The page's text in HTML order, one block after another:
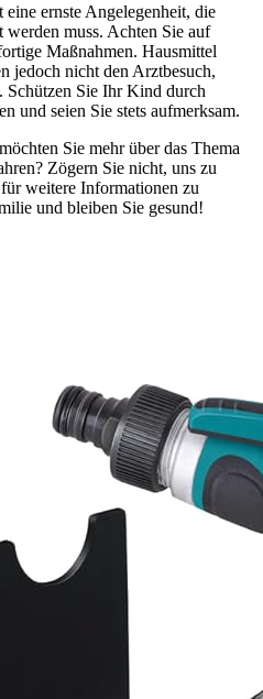
eine ernste Angelegenheit, die
muss. Achten Sie auf
Maßnahmen. Hausmittel
jedoch nicht den Arztbesuch,
Sie Ihr Kind durch
und seien Sie stets aufmerksam.
Sie mehr über das Thema
Zögern Sie nicht, uns zu
weitere Informationen zu
und bleiben Sie gesund!